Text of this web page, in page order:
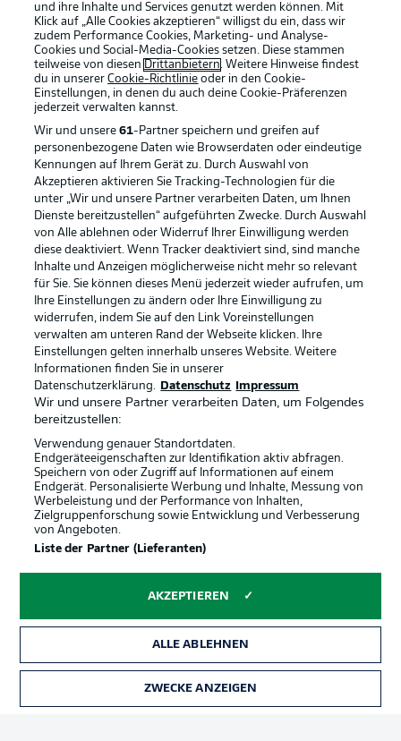
und ihre Inhalte und Services genutzt werden können. Mit
Klick auf „Alle Cookies akzeptieren“ willigst du ein, dass wir
zudem Performance Cookies, Marketing- und Analyse-
Cookies und Social-Media-Cookies setzen. Diese stammen
teilweise von diesen Drittanbietern. Weitere Hinweise findest
du in unsererCookie-Richtlinie oder in den Cookie-
Einstellungen, in denen du auch deine Cookie-Präferenzen
jederzeit verwalten kannst.
Wir und unsere61-Partner speichern und greifen auf
personenbezogene Daten wie Browserdaten oder eindeutige
Kennungen auf Ihrem Gerät zu. Durch Auswahl von
Akzeptieren aktivieren Sie Tracking-Technologien für die
unter „Wir und unsere Partner verarbeiten Daten, um Ihnen
Dienste bereitzustellen“ aufgeführten Zwecke. Durch Auswahl
von Alle ablehnen oder Widerruf Ihrer Einwilligung werden
diese deaktiviert. Wenn Tracker deaktiviert sind, sind manche
Inhalte und Anzeigen möglicherweise nicht mehr so relevant
für Sie. Sie können dieses Menü jederzeit wieder aufrufen, um
Ihre Einstellungen zu ändern oder Ihre Einwilligung zu
widerrufen, indem Sie auf den Link Voreinstellungen
verwalten am unteren Rand der Webseite klicken. Ihre
Einstellungen gelten innerhalb unseres Website. Weitere
Informationen finden Sie in unserer
Datenschutzerklärung.
Datenschutz Impressum
Wir und unsere Partner verarbeiten Daten, um Folgendes
bereitzustellen:
Verwendung genauer Standortdaten.
Endgeräteeigenschaften zur Identifikation aktiv abfragen.
Speichern von oder Zugriff auf Informationen auf einem
Endgerät. Personalisierte Werbung und Inhalte, Messung von
Werbeleistung und der Performance von Inhalten,
Zielgruppenforschung sowie Entwicklung und Verbesserung
von Angeboten.
Liste der Partner (Lieferanten)
AKZEPTIEREN
ALLE ABLEHNEN
ZWECKE ANZEIGEN